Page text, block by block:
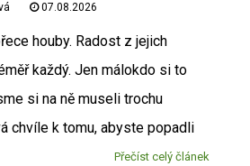
07.08.2026
houby. Radost z jejich
každý. Jen málokdo si to
si na ně museli trochu
chvíle k tomu, abyste popadli
Přečíst celý článek